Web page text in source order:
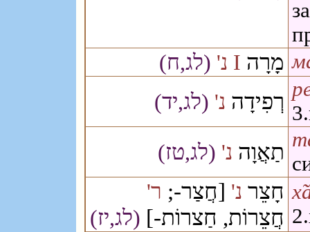
מָרָה I נ' (לג,ח)
רְפִידָה נ' (לג,יד)
תַאֲוָה נ' (לג,טז)
חָצֵר נ' [חֲצַר-; ר'
חֲצֵרוֹת, חַצרוֹת-] (לג,יז)